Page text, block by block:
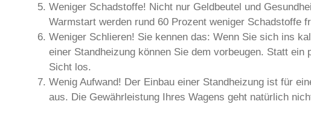
Weniger Schadstoffe! Nicht nur Geldbeutel und
Warmstart werden rund 60 Prozent weniger Schadstoffe
Weniger Schlieren! Sie kennen das: Wenn Sie sich ins
einer Standheizung können Sie dem vorbeugen. Statt
Sicht los.
Wenig Aufwand! Der Einbau einer Standheizung ist für
aus. Die Gewährleistung Ihres Wagens geht natürlich